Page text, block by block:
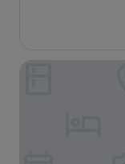
Doubletree By